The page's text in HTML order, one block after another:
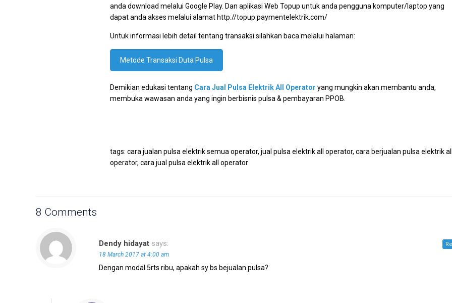
anda download melalui Google Play. Dan aplikasi Web Topup untuk anda pengguna komputer/laptop yang
dapat anda akses melalui alamat http://topup.paymentelektrik.com/
Untuk informasi lebih detail tentang transaksi silahkan baca melalui halaman:
Metode Transaksi Duta Pulsa
Demikian edukasi tentang Cara Jual Pulsa Elektrik All Operator yang mungkin akan membantu anda,
membuka wawasan anda yang ingin berbisnis pulsa & pembayaran PPOB.
tags: cara jualan pulsa elektrik semua operator, jual pulsa elektrik all operator, cara berjualan pulsa elektrik
operator, cara jual pulsa elektrik all operator
8 Comments
Dendy hidayat says:
18 March 2017 at 4:00 am
Dengan modal 5rts ribu, apakah sy bs bejualan pulsa?